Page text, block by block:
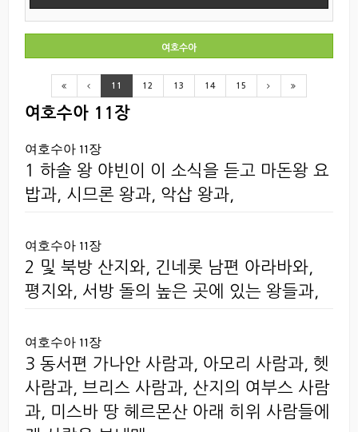
여호수아
11 12 13 14 15
여호수아 11장
여호수아 11장
1 하솔 왕 야빈이 이 소식을 듣고 마돈왕 요
밥과, 시므론 왕과, 악삽 왕과,
여호수아 11장
2 및 북방 산지와, 긴네롯 남편 아라바와,
평지와, 서방 돌의 높은 곳에 있는 왕들과,
여호수아 11장
3 동서편 가나안 사람과, 아모리 사람과, 헷
사람과, 브리스 사람과, 산지의 여부스 사람
과, 미스바 땅 헤르몬산 아래 히위 사람들에